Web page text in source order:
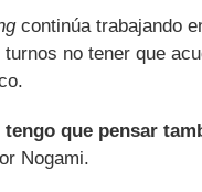
continúa trabajando
no tener que
que pensar
Nogami.